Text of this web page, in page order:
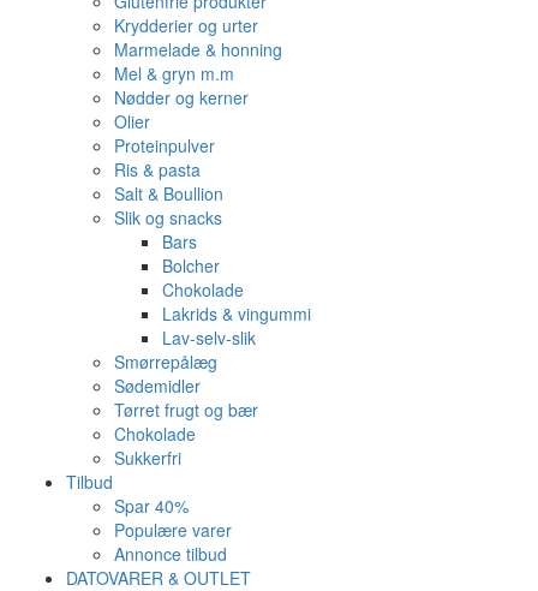
Krydderier og urter
Marmelade & honning
Mel & gryn m.m
Nødder og kerner
Olier
Proteinpulver
Ris & pasta
Salt & Boullion
Slik og snacks
Bars
Bolcher
Chokolade
Lakrids & vingummi
Lav-selv-slik
Smørrepålæg
Sødemidler
Tørret frugt og bær
Chokolade
Sukkerfri
Tilbud
Spar 40%
Populære varer
Annonce tilbud
DATOVARER & OUTLET